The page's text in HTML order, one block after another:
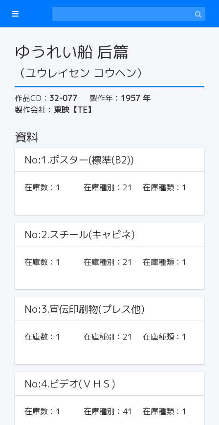
ゆうれい船 后篇
（ユウレイセン コウヘン）
作品CD： 32-077 製作年： 1957 年
製作会社： 東映【TE】
資料
No:1.ポスター(標準(B2))
在庫数： 1 在庫種別： 21 在庫種類： 1
No:2.スチール(キャビネ)
在庫数： 1 在庫種別： 21 在庫種類： 1
No:3.宣伝印刷物(プレス他)
在庫数： 1 在庫種別： 21 在庫種類： 1
No:4.ビデオ(ＶＨＳ)
在庫数： 1 在庫種別： 41 在庫種類： 1